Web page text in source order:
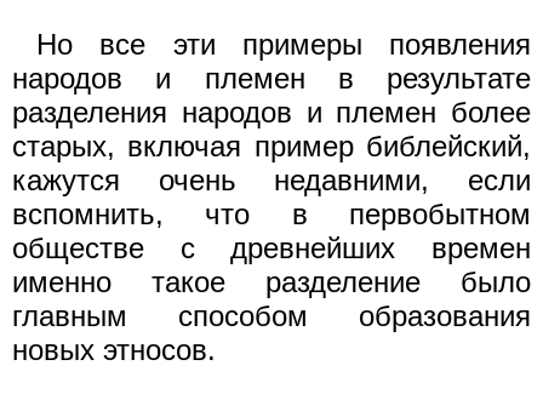
Но все эти примеры появления
народов и племен в результате
разделения народов и племен более
старых, включая пример библейский,
кажутся очень недавними, если
вспомнить, что в первобытном
обществе с древнейших времен
именно такое разделение было
главным способом образования
новых этносов.